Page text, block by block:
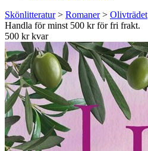
Skönlitteratur> Romaner> Olivträdet
Handla för minst 500 kr för fri frakt.
500 kr kvar